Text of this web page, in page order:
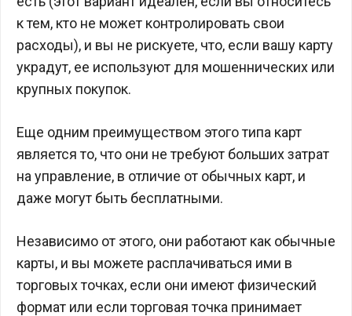
к тем, кто не может контролировать свои
расходы), и вы не рискуете, что, если вашу карту
украдут, ее используют для мошеннических или
крупных покупок.
Еще одним преимуществом этого типа карт
является то, что они не требуют больших затрат
на управление, в отличие от обычных карт, и
даже могут быть бесплатными.
Независимо от этого, они работают как обычные
карты, и вы можете расплачиваться ими в
торговых точках, если они имеют физический
формат или если торговая точка принимает